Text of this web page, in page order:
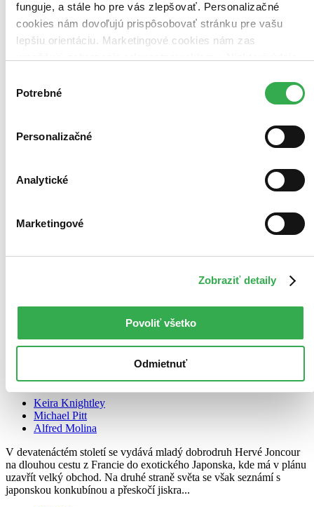
funguje, a stále ho pre vás zlepšovať. Personalizačné
cookies nám dovoľujú prispôsobovať stránku pre vašu
lepšiu orientáciu. Marketingové cookies nám zas
keby sme mohli používať všetky tieto cookies. Ďakujeme!
súhlasu
Potrebné
Personalizačné
Analytické
Marketingové
Zobraziť detaily
Povoliť všetko
Odmietnuť
CZ
Keira Knightley
Michael Pitt
Alfred Molina
V devatenáctém století se vydává mladý dobrodruh Hervé Joncour
na dlouhou cestu z Francie do exotického Japonska, kde má v plánu
uzavřít velký obchod. Na druhé straně světa se však seznámí s
japonskou konkubínou a přeskočí jiskra...